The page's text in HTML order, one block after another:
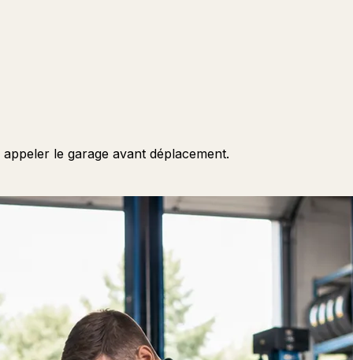
le garage avant déplacement.